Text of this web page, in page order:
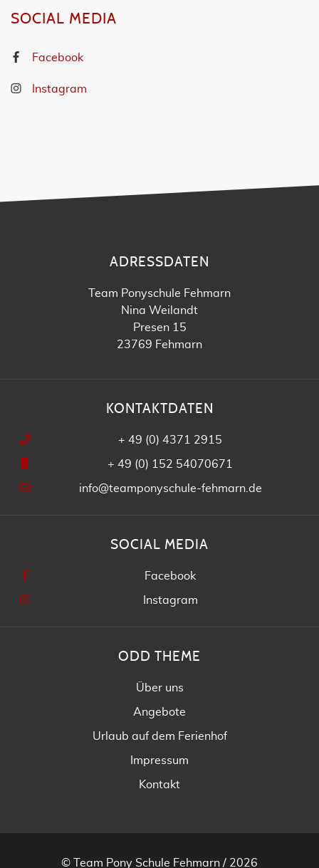
SOCIAL MEDIA
Facebook
Instagram
ADRESSDATEN
Team Ponyschule Fehmarn
Nina Weilandt
Presen 15
23769 Fehmarn
KONTAKTDATEN
+ 49 (0) 4371 2915
+ 49 (0) 152 54070671
info@teamponyschule-fehmarn.de
SOCIAL MEDIA
Facebook
Instagram
ODD THEME
Über uns
Angebote
Urlaub auf dem Ferienhof
Impressum
Kontakt
© Team Pony Schule Fehmarn / 2026